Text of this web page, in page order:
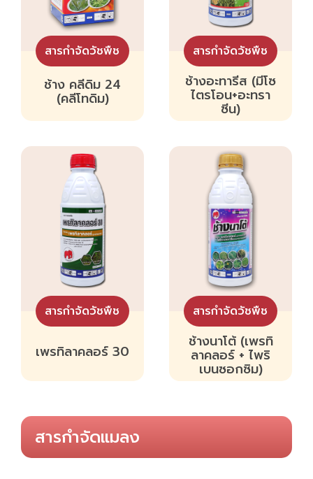
สารกำจัดวัชพืช
ช้าง คลีดิม 24
(คลีโทดิม)
สารกำจัดวัชพืช
ช้างอะทารีส (มีโซ
ไตรโอน+อะทรา
ซีน)
สารกำจัดวัชพืช
เพรทิลาคลอร์ 30
สารกำจัดวัชพืช
ช้างนาโต้ (เพรทิ
ลาคลอร์ + ไพริ
เบนซอกซิม)
สารกำจัดแมลง